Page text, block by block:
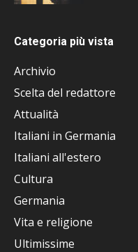
Categoria più vista
Archivio
Scelta del redattore
Attualità
Italiani in Germania
Italiani all'estero
Cultura
Germania
Vita e religione
Ultimissime